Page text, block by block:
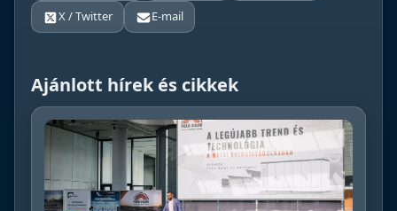
X / Twitter
E-mail
Ajánlott hírek és cikkek